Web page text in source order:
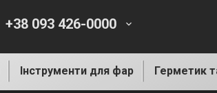
+38 093 426-0000 keyboard_arrow_down
Інструменти для фар Герметик